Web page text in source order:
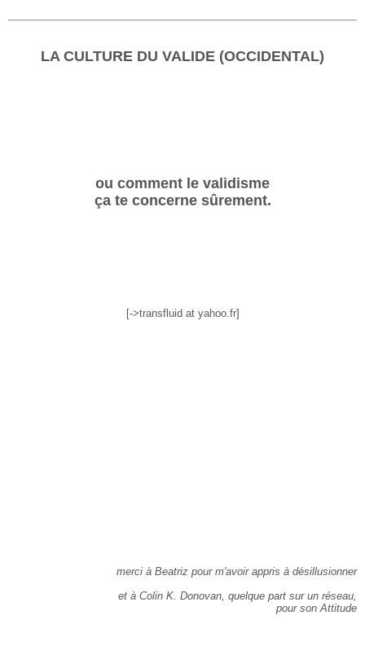
LA CULTURE DU VALIDE (OCCIDENTAL)
ou comment le validisme
ça te concerne sûrement.
[->transfluid at yahoo.fr]
merci à Beatriz pour m'avoir appris à désillusionner
et à Colin K. Donovan, quelque part sur un réseau,
pour son Attitude